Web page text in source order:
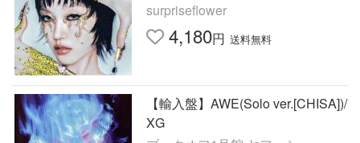
surpriseflower
4,180円 送料無料
【輸入盤】AWE(Solo ver.[CHISA])/
XG